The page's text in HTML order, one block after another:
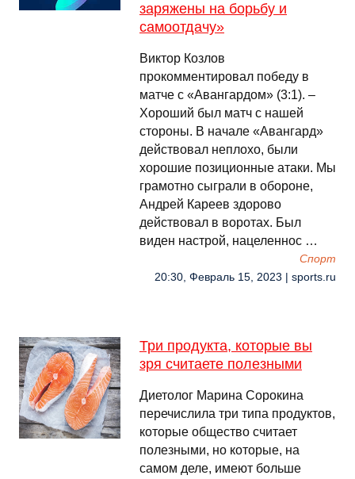
заряжены на борьбу и
самоотдачу»
Виктор Козлов
прокомментировал победу в
матче с «Авангардом» (3:1). –
Хороший был матч с нашей
стороны. В начале «Авангард»
действовал неплохо, были
хорошие позиционные атаки. Мы
грамотно сыграли в обороне,
Андрей Кареев здорово
действовал в воротах. Был
виден настрой, нацеленнос …
Спорт
20:30, Февраль 15, 2023 | sports.ru
Три продукта, которые вы
зря считаете полезными
Диетолог Марина Сорокина
перечислила три типа продуктов,
которые общество считает
полезными, но которые, на
самом деле, имеют больше